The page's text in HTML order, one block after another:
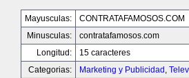
Mayusculas:
CONTRATAFAMOSOS.COM
Minusculas:
contratafamosos.com
Longitud:
15 caracteres
Categorias:
Marketing y Publicidad ,